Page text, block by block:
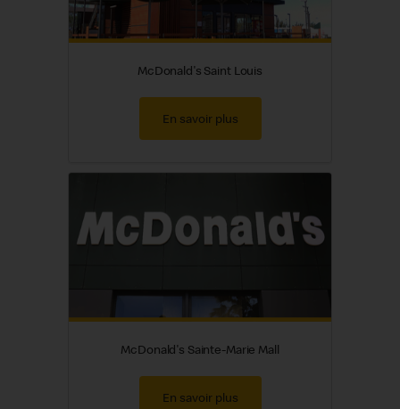
McDonald's Saint Louis
En savoir plus
McDonald's Sainte-Marie Mall
En savoir plus